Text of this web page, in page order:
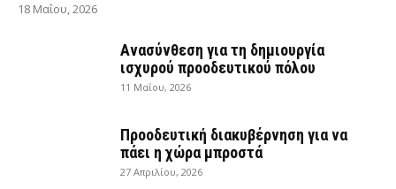
18 Μαΐου, 2026
Ανασύνθεση για τη δημιουργία
ισχυρού προοδευτικού πόλου
11 Μαΐου, 2026
Προοδευτική διακυβέρνηση για να
πάει η χώρα μπροστά
27 Απριλίου, 2026